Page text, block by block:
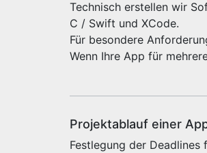
Technisch erstellen wir
C / Swift und XCode.
Für besondere
Wenn Ihre App für
Projektablauf einer
Festlegung der Deadlines